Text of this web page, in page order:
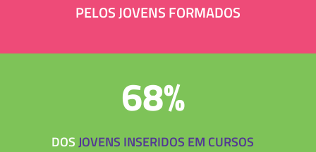
PELOS JOVENS FORMADOS
68%
DOSJOVENS INSERIDOS EM CURSOS